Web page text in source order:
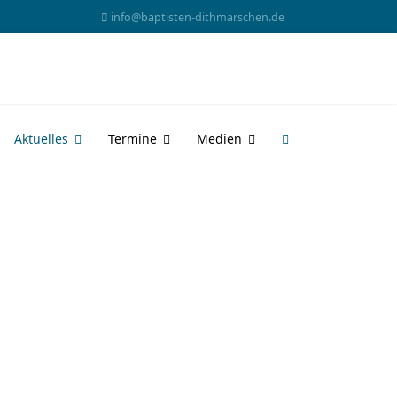
info@baptisten-dithmarschen.de
Aktuelles Termine Medien